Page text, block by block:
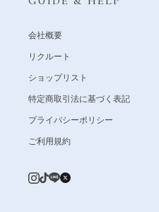
会社概要
リクルート
ショップリスト
特定商取引法に基づく表記
プライバシーポリシー
ご利用規約